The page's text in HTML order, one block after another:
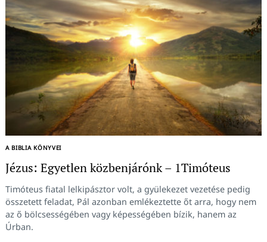
A BIBLIA KÖNYVEI
Jézus: Egyetlen közbenjárónk – 1Timóteus
Timóteus fiatal lelkipásztor volt, a gyülekezet vezetése pedig
összetett feladat, Pál azonban emlékeztette őt arra, hogy nem
az ő bölcsességében vagy képességében bízik, hanem az
Úrban.